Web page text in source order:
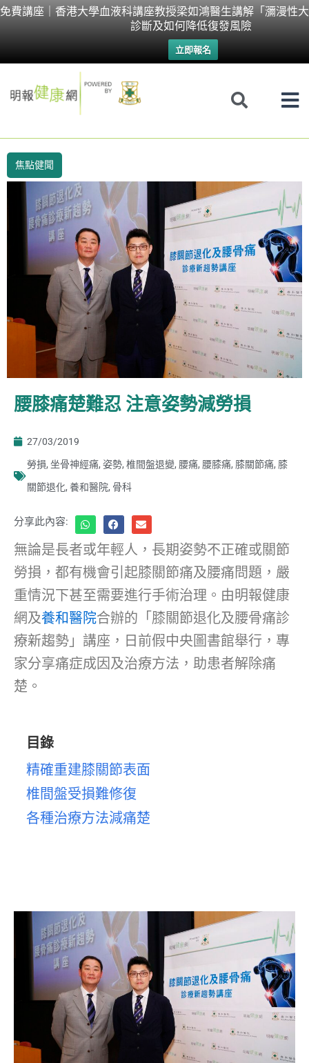
免費講座｜香港大學血液科講座教授梁如鴻醫生講解「瀰漫性
診斷及如何降低復發風險
立即報名
Skip
焦點健聞
腰膝痛楚難忍 注意姿勢減勞損
27/03/2019
勞損, 坐骨神經痛, 姿勢, 椎間盤退變, 腰痛, 腰膝痛, 膝關節痛, 膝
關節退化, 養和醫院, 骨科
分享此內容:
無論是長者或年輕人，長期姿勢不正確或關節
勞損，都有機會引起膝關節痛及腰痛問題，嚴
重情況下甚至需要進行手術治理。由明報健康
網及養和醫院合辦的「膝關節退化及腰骨痛診
療新趨勢」講座，日前假中央圖書館舉行，專
家分享痛症成因及治療方法，助患者解除痛
楚。
目錄
精確重建膝關節表面
椎間盤受損難修復
各種治療方法減痛楚